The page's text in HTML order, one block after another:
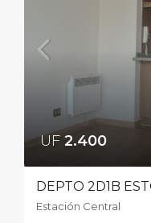
UF 2.400‎
Estación Central